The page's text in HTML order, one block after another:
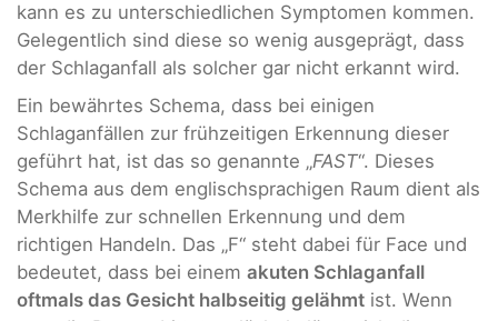
kann es zu unterschiedlichen Symptomen kommen.
Gelegentlich sind diese so wenig ausgeprägt, dass
der Schlaganfall als solcher gar nicht erkannt wird.
Ein bewährtes Schema, dass bei einigen
Schlaganfällen zur frühzeitigen Erkennung dieser
geführt hat, ist das so genannte „FAST“. Dieses
Schema aus dem englischsprachigen Raum dient als
Merkhilfe zur schnellen Erkennung und dem
richtigen Handeln. Das „F“ steht dabei für Face und
bedeutet, dass bei einem akuten Schlaganfall
oftmals das Gesicht halbseitig gelähmt ist. Wenn